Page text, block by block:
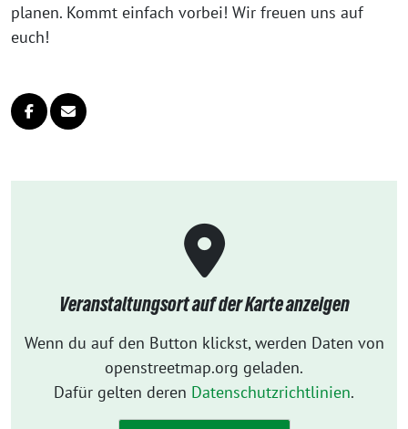
planen. Kommt einfach vorbei! Wir freuen uns auf
euch!
Veranstaltungsort auf der Karte anzeigen
Wenn du auf den Button klickst, werden Daten von
openstreetmap.org geladen.
Dafür gelten deren Datenschutzrichtlinien.